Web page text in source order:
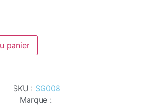
panier
SKU : SG008
Marque :